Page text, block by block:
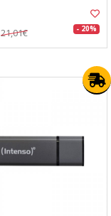
21,01€ - 20%